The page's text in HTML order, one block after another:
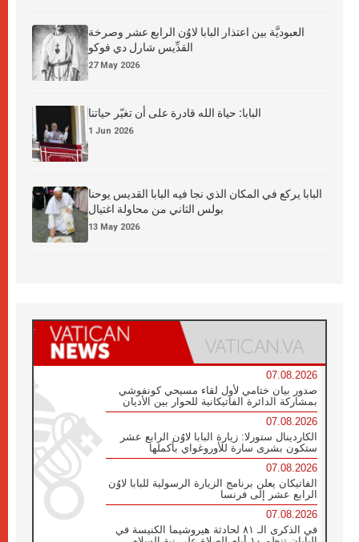
العبوديَّة بين اعتذار البابا لاوُن الرابع عشر وصرخة
القدِّيس شارل دي فوكو
27 May 2026
البابا: حياة الله قادرة على أن تغيّر حياتنا
1 Jun 2026
البابا يركع في المكان الذي نجا فيه البابا القديس يوحنا
بولس الثاني من محاولة اغتيال
13 May 2026
07.08.2026
صدور بيان ختامي لأول لقاء مسيحي كونفوشي
بمشاركة الدائرة الفاتيكانية للحوار بين الأديان
07.08.2026
الكاردينال ستورلا: زيارة البابا لاوُن الرابع عشر
ستكون بشرى سارة للأوروغواي بأكملها
07.08.2026
الفاتيكان يعلن برنامج الزيارة الرسولية للبابا لاوُن
الرابع عشر إلى فرنسا
07.08.2026
في الذكرى الـ ٨١ لحادثة هيروشيما الكنيسة في